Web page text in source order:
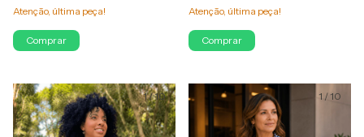
Atenção, última peça!
Comprar
Atenção, última peça!
Comprar
1/10 1 /10